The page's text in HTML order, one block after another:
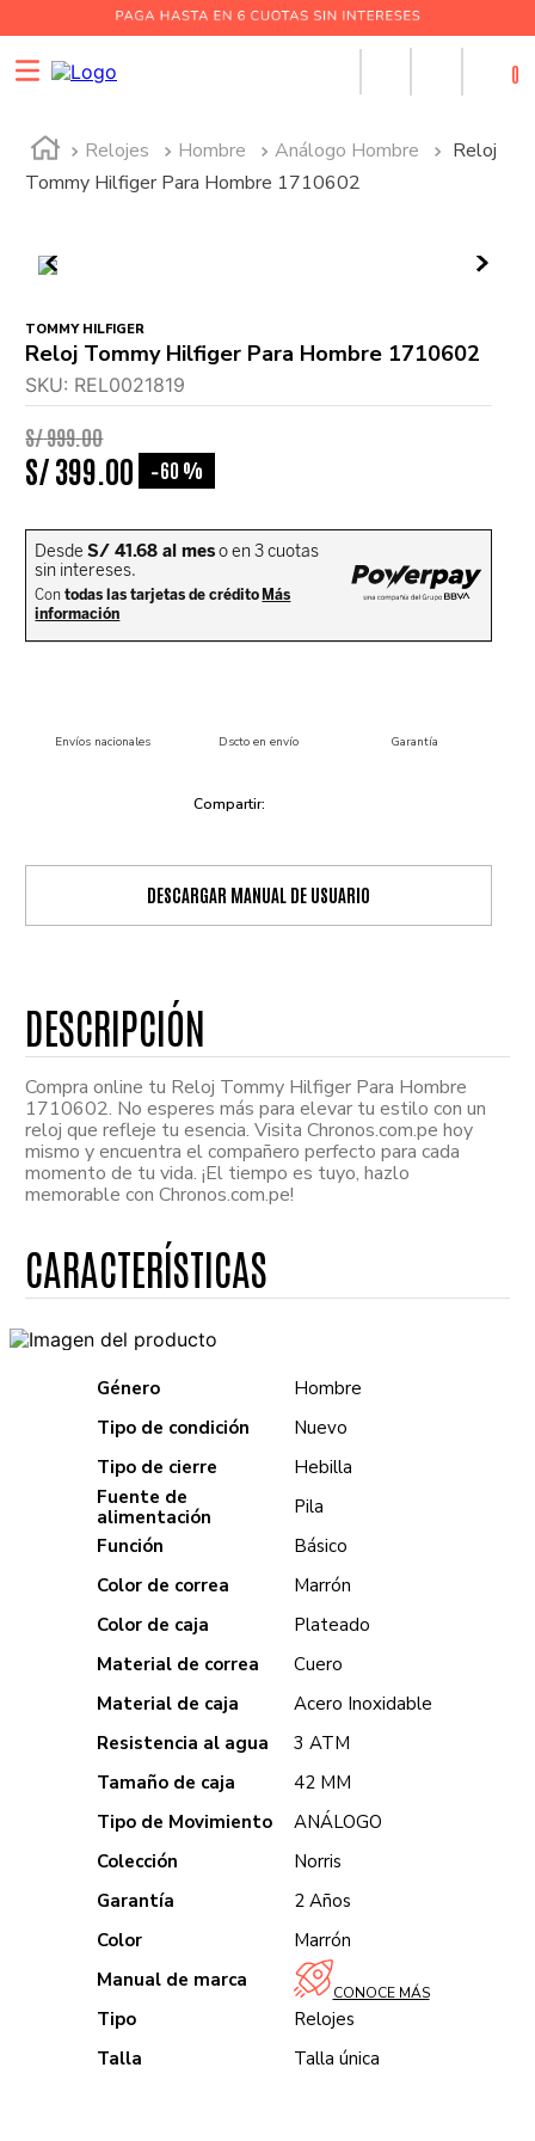
0
Relojes Hombre Análogo Hombre
Reloj
Tommy Hilfiger Para Hombre 1710602
TOMMY HILFIGER
Reloj Tommy Hilfiger Para Hombre 1710602
SKU: REL0021819
S/999.00
S/399 00 -60 %
Envíos nacionales Dscto en envío Garantía
DESCARGAR MANUAL DE USUARIO
Compra online tu Reloj Tommy Hilfiger Para Hombre
1710602. No esperes más para elevar tu estilo con un
reloj que refleje tu esencia. Visita Chronos.com.pe hoy
mismo y encuentra el compañero perfecto para cada
momento de tu vida. ¡El tiempo es tuyo, hazlo
memorable con Chronos.com.pe!
Género
Hombre
Tipo de condición
Nuevo
Tipo de cierre
Hebilla
Fuente de
alimentación
Pila
Función
Básico
Color de correa
Marrón
Color de caja
Plateado
Material de correa
Cuero
Material de caja
Acero Inoxidable
Resistencia al agua
3 ATM
Tamaño de caja
42 MM
Tipo de Movimiento
ANÁLOGO
Colección
Norris
Garantía
2 Años
Color
Marrón
Manual de marca
CONOCE MÁS
Tipo
Relojes
Talla
Talla única